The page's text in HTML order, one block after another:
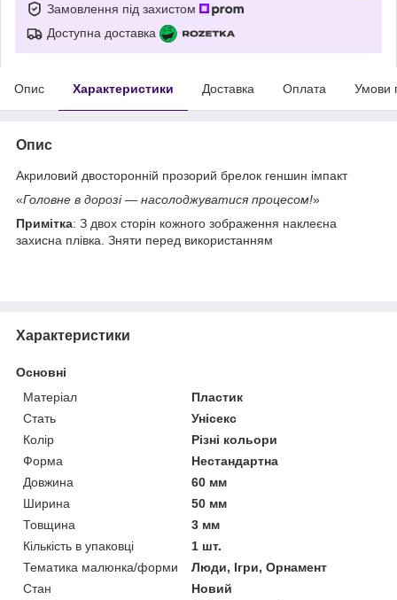
Замовлення під захистом
Доступна доставка
Опис Характеристики Доставка Оплата Умови
Опис
Акриловий двосторонній прозорий брелок геншин імпакт
«Головне в дорозі — насолоджуватися процесом!»
Примітка: З двох сторін кожного зображення наклеєна
захисна плівка. Зняти перед використанням
Характеристики
Основні
Матеріал
Пластик
Стать
Унісекс
Колір
Різні кольори
Форма
Нестандартна
Довжина
60 мм
Ширина
50 мм
Товщина
3 мм
Кількість в упаковці
1 шт.
Тематика малюнка/форми
Люди, Ігри, Орнамент
Стан
Новий